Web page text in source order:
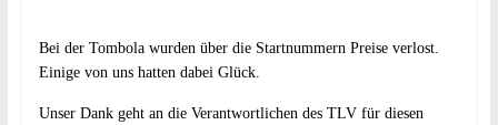
Bei der Tombola wurden über die Startnummern Preise verlost.
Einige von uns hatten dabei Glück.
Unser Dank geht an die Verantwortlichen des TLV für diesen